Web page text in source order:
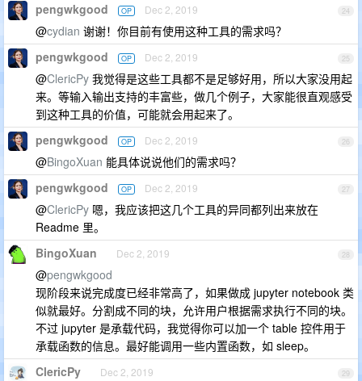
24
pengwkgood OP Dec 2, 2019
@cydian 谢谢！你目前有使用这种工具的需求吗？
25
pengwkgood OP Dec 2, 2019
@ClericPy 我觉得是这些工具都不是足够好用，所以大家没用起
来。等输入输出支持的丰富些，做几个例子，大家能很直观感受
到这种工具的价值，可能就会用起来了。
26
pengwkgood OP Dec 2, 2019
@BingoXuan 能具体说说他们的需求吗？
27
pengwkgood OP Dec 2, 2019
@ClericPy 嗯，我应该把这几个工具的异同都列出来放在
Readme 里。
28
BingoXuan Dec 2, 2019
@pengwkgood
现阶段来说完成度已经非常高了，如果做成 jupyter notebook 类
似就最好。分割成不同的块，允许用户根据需求执行不同的块。
不过 jupyter 是承载代码，我觉得你可以加一个 table 控件用于
承载函数的信息。最好能调用一些内置函数，如 sleep。
29
ClericPy Dec 2, 2019